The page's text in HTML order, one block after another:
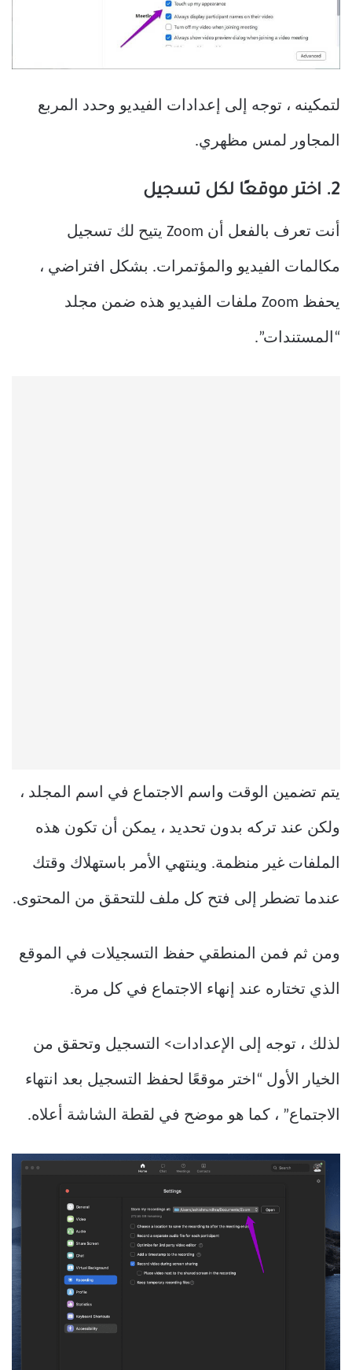
لتمكينه ، توجه إلى إعدادات الفيديو وحدد المربع
المجاور لمس مظهري.
2. اختر موقعًا لكل تسجيل
أنت تعرف بالفعل أن Zoom يتيح لك تسجيل
مكالمات الفيديو والمؤتمرات. بشكل افتراضي ،
يحفظ Zoom ملفات الفيديو هذه ضمن مجلد
“المستندات”.
يتم تضمين الوقت واسم الاجتماع في اسم المجلد ،
ولكن عند تركه بدون تحديد ، يمكن أن تكون هذه
الملفات غير منظمة. وينتهي الأمر باستهلاك وقتك
عندما تضطر إلى فتح كل ملف للتحقق من المحتوى.
ومن ثم فمن المنطقي حفظ التسجيلات في الموقع
الذي تختاره عند إنهاء الاجتماع في كل مرة.
لذلك ، توجه إلى الإعدادات> التسجيل وتحقق من
الخيار الأول “اختر موقعًا لحفظ التسجيل بعد انتهاء
الاجتماع” ، كما هو موضح في لقطة الشاشة أعلاه.